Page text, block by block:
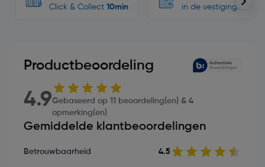
Click & Collect 10min
in de vestigingen
Productbeoordeling
4.9Gebaseerd op 11 beoordeling(en) & 4
opmerking(en)
Gemiddelde klantbeoordelingen
Betrouwbaarheid 4.5